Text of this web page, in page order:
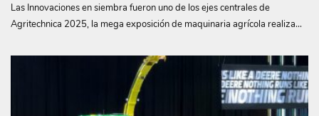
Las Innovaciones en siembra fueron uno de los ejes centrales de
Agritechnica 2025, la mega exposición de maquinaria agrícola realiza...